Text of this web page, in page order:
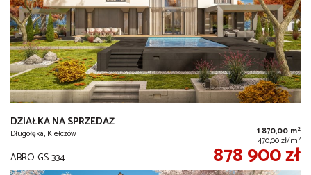
DZIAŁKA NA SPRZEDAŻ
Długołęka, Kiełczów 1 870,00 m2
470,00 zł/m2
ABRO-GS-334 878 900 zł